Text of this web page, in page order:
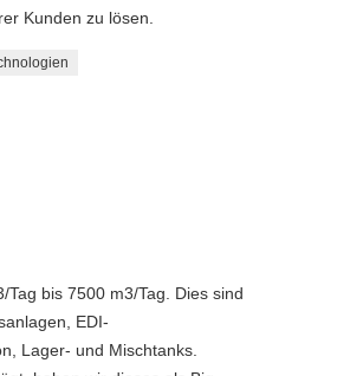
Kunden zu lösen.
bis 7500 m3/Tag. Dies sind
EDI-
Lager- und Mischtanks.